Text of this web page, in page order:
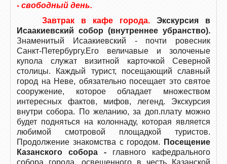
- свободный день.
Завтрак в кафе города. Экскурсия в
Исаакиевский собор (внутреннее убранство).
Знаменитый Исаакиевский - почти ровесник
Санкт-Петербургу.Его величавые и золоченые
купола служат визитной карточкой Северной
столицы. Каждый турист, посещающий славный
город на Неве, обязательно посещает это святое
сооружение, которое обладает множеством
интересных фактов, мифов, легенд. Экскурсия
внутри собора. По желанию, за доп.плату можно
будет подняться на колоннаду, которая является
любимой смотровой площадкой туристов.
Продолжение знакомства с городом.
Посещение
Казанского собора - главного кафедрального
собора города, освещенного в честь Казанской